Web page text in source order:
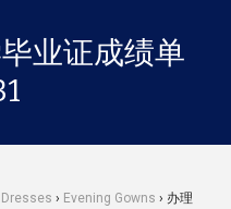
业证成绩单
Dresses › Evening Gowns › 办理